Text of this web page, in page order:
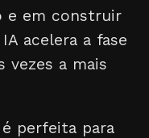
e em construir
acelera a fase
vezes a mais
é perfeita para